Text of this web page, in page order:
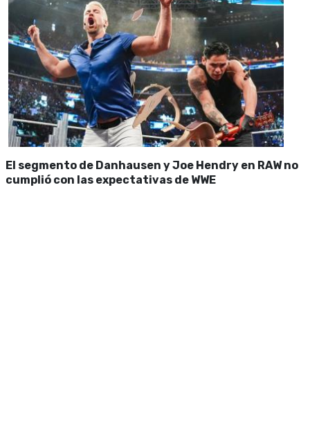
El segmento de Danhausen y Joe Hendry en RAW no
cumplió con las expectativas de WWE